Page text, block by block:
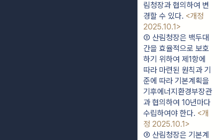
림청장과 협의하여 변
경할 수 있다. <개정
2025.10.1>
② 산림청장은 백두대
간을 효율적으로 보호
하기 위하여 제1항에
따라 마련된 원칙과 기
준에 따라 기본계획을
기후에너지환경부장관
과 협의하여 10년마다
수립하여야 한다. <개
정 2025.10.1>
③ 산림청장은 기본계